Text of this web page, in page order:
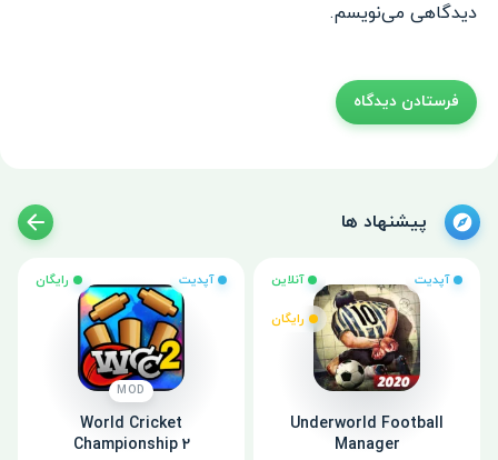
دیدگاهی می‌نویسم.
پیشنهاد ها
آپدیت آنلاین
رایگان
Underworld Football
Manager
آپدیت رایگان
MOD
World Cricket
Championship 2